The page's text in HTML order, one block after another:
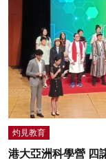
灼見教育
港大亞洲科學營 四